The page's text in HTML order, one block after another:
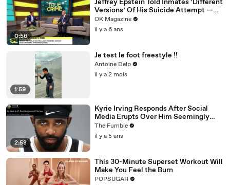
0:56
Jeffrey Epstein Told Inmates ‘Different
Versions’ Of His Suicide Attempt —
Watch
OK Magazine
il y a 6 ans
1:59
Je test le foot freestyle !!
Antoine Delp
il y a 2 mois
2:58
Kyrie Irving Responds After Social
Media Erupts Over Him Seemingly
Coming Out As An Anti-Masker
The Fumble
il y a 5 ans
This 30-Minute Superset Workout Will
Make You Feel the Burn
POPSUGAR